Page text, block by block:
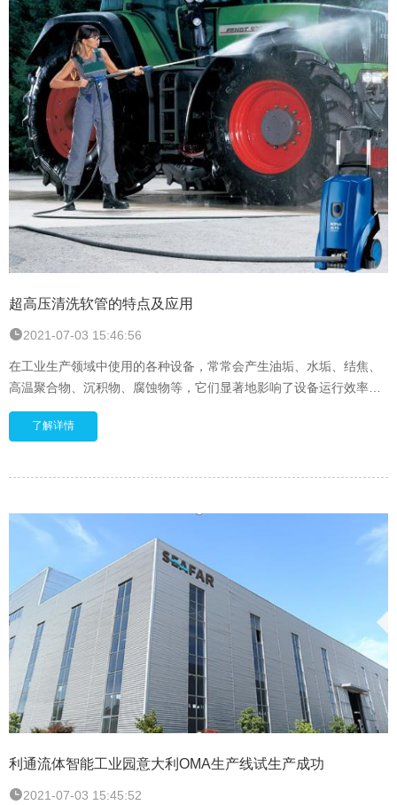
超高压清洗软管的特点及应用
2021-07-03 15:46:56
在工业生产领域中使用的各种设备，常常会产生油垢、水垢、结焦、
高温聚合物、沉积物、腐蚀物等，它们显著地影响了设备运行效率和
安全，清洗它们必不可免。与以往的手工清洗、化学清洗、超声波清
洗相比，高压(超高)水射流清洗突现了其效率高、范围广、效果好地
了解详情
利通流体智能工业园意大利OMA生产线试生产成功
2021-07-03 15:45:52